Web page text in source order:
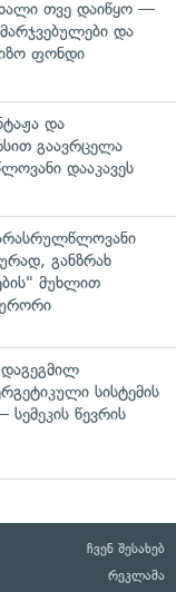
თვე დაიწყო —
და
ფონდი
და
გაავრცელა
დააკავეს
არასრულწლოვანი
განზრახ
მუხლით
დაგეგმილ
სისტემის
წევრის
ჩვენ შესახებ
რეკლამა